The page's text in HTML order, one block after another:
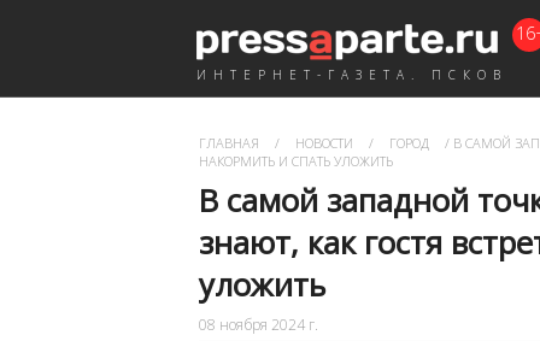
ИНТЕРНЕТ-ГАЗЕТА. ПСКОВ
ГЛАВНАЯ / НОВОСТИ / ГОРОД / В САМОЙ
НАКОРМИТЬ И СПАТЬ УЛОЖИТЬ
В самой западной
знают, как гостя
уложить
08 ноября 2024 г.